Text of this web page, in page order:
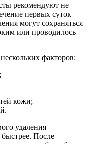
рекомендуют не
первых суток
могут сохраняться
или проводилось
факторов:
кожи;
удаления
После